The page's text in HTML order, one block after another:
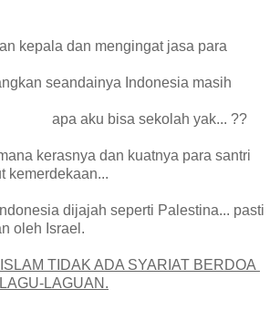
kepala dan mengingat jasa para
seandainya Indonesia masih
sekolah yak... ??
kerasnya dan kuatnya para santri
kemerdekaan...
dijajah seperti Palestina... pasti
oleh Israel.
TIDAK ADA SYARIAT BERDOA
LAGUAN.